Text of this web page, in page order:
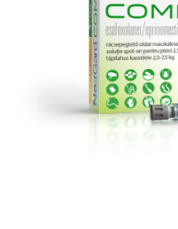
Afecțiuni hepatice
Afecțiuni neurologice
Afecțiuni oftalmice
Afecțiuni oncologice
Afecțiuni otice
Afecțiuni renale și urinare
Afecțiuni hepatice
Afecțiuni neurologice
Afecțiuni oftalmice
Afecțiuni oncologice
Afecțiuni otice
Afecțiuni respiratorii